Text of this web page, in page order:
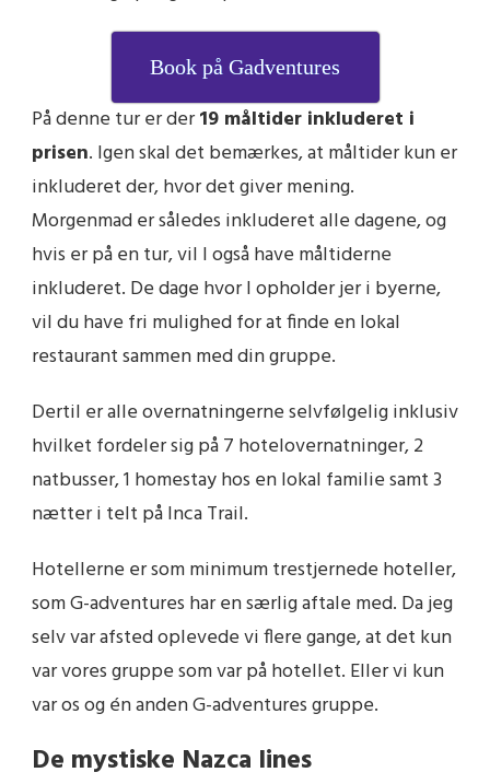
Book på Gadventures
På denne tur er der19 måltider inkluderet i
prisen. Igen skal det bemærkes, at måltider kun er
inkluderet der, hvor det giver mening.
Morgenmad er således inkluderet alle dagene, og
hvis er på en tur, vil I også have måltiderne
inkluderet. De dage hvor I opholder jer i byerne,
vil du have fri mulighed for at finde en lokal
restaurant sammen med din gruppe.
Dertil er alle overnatningerne selvfølgelig inklusiv
hvilket fordeler sig på 7 hotelovernatninger, 2
natbusser, 1 homestay hos en lokal familie samt 3
nætter i telt på Inca Trail.
Hotellerne er som minimum trestjernede hoteller,
som G-adventures har en særlig aftale med. Da jeg
selv var afsted oplevede vi flere gange, at det kun
var vores gruppe som var på hotellet. Eller vi kun
var os og én anden G-adventures gruppe.
De mystiske Nazca lines